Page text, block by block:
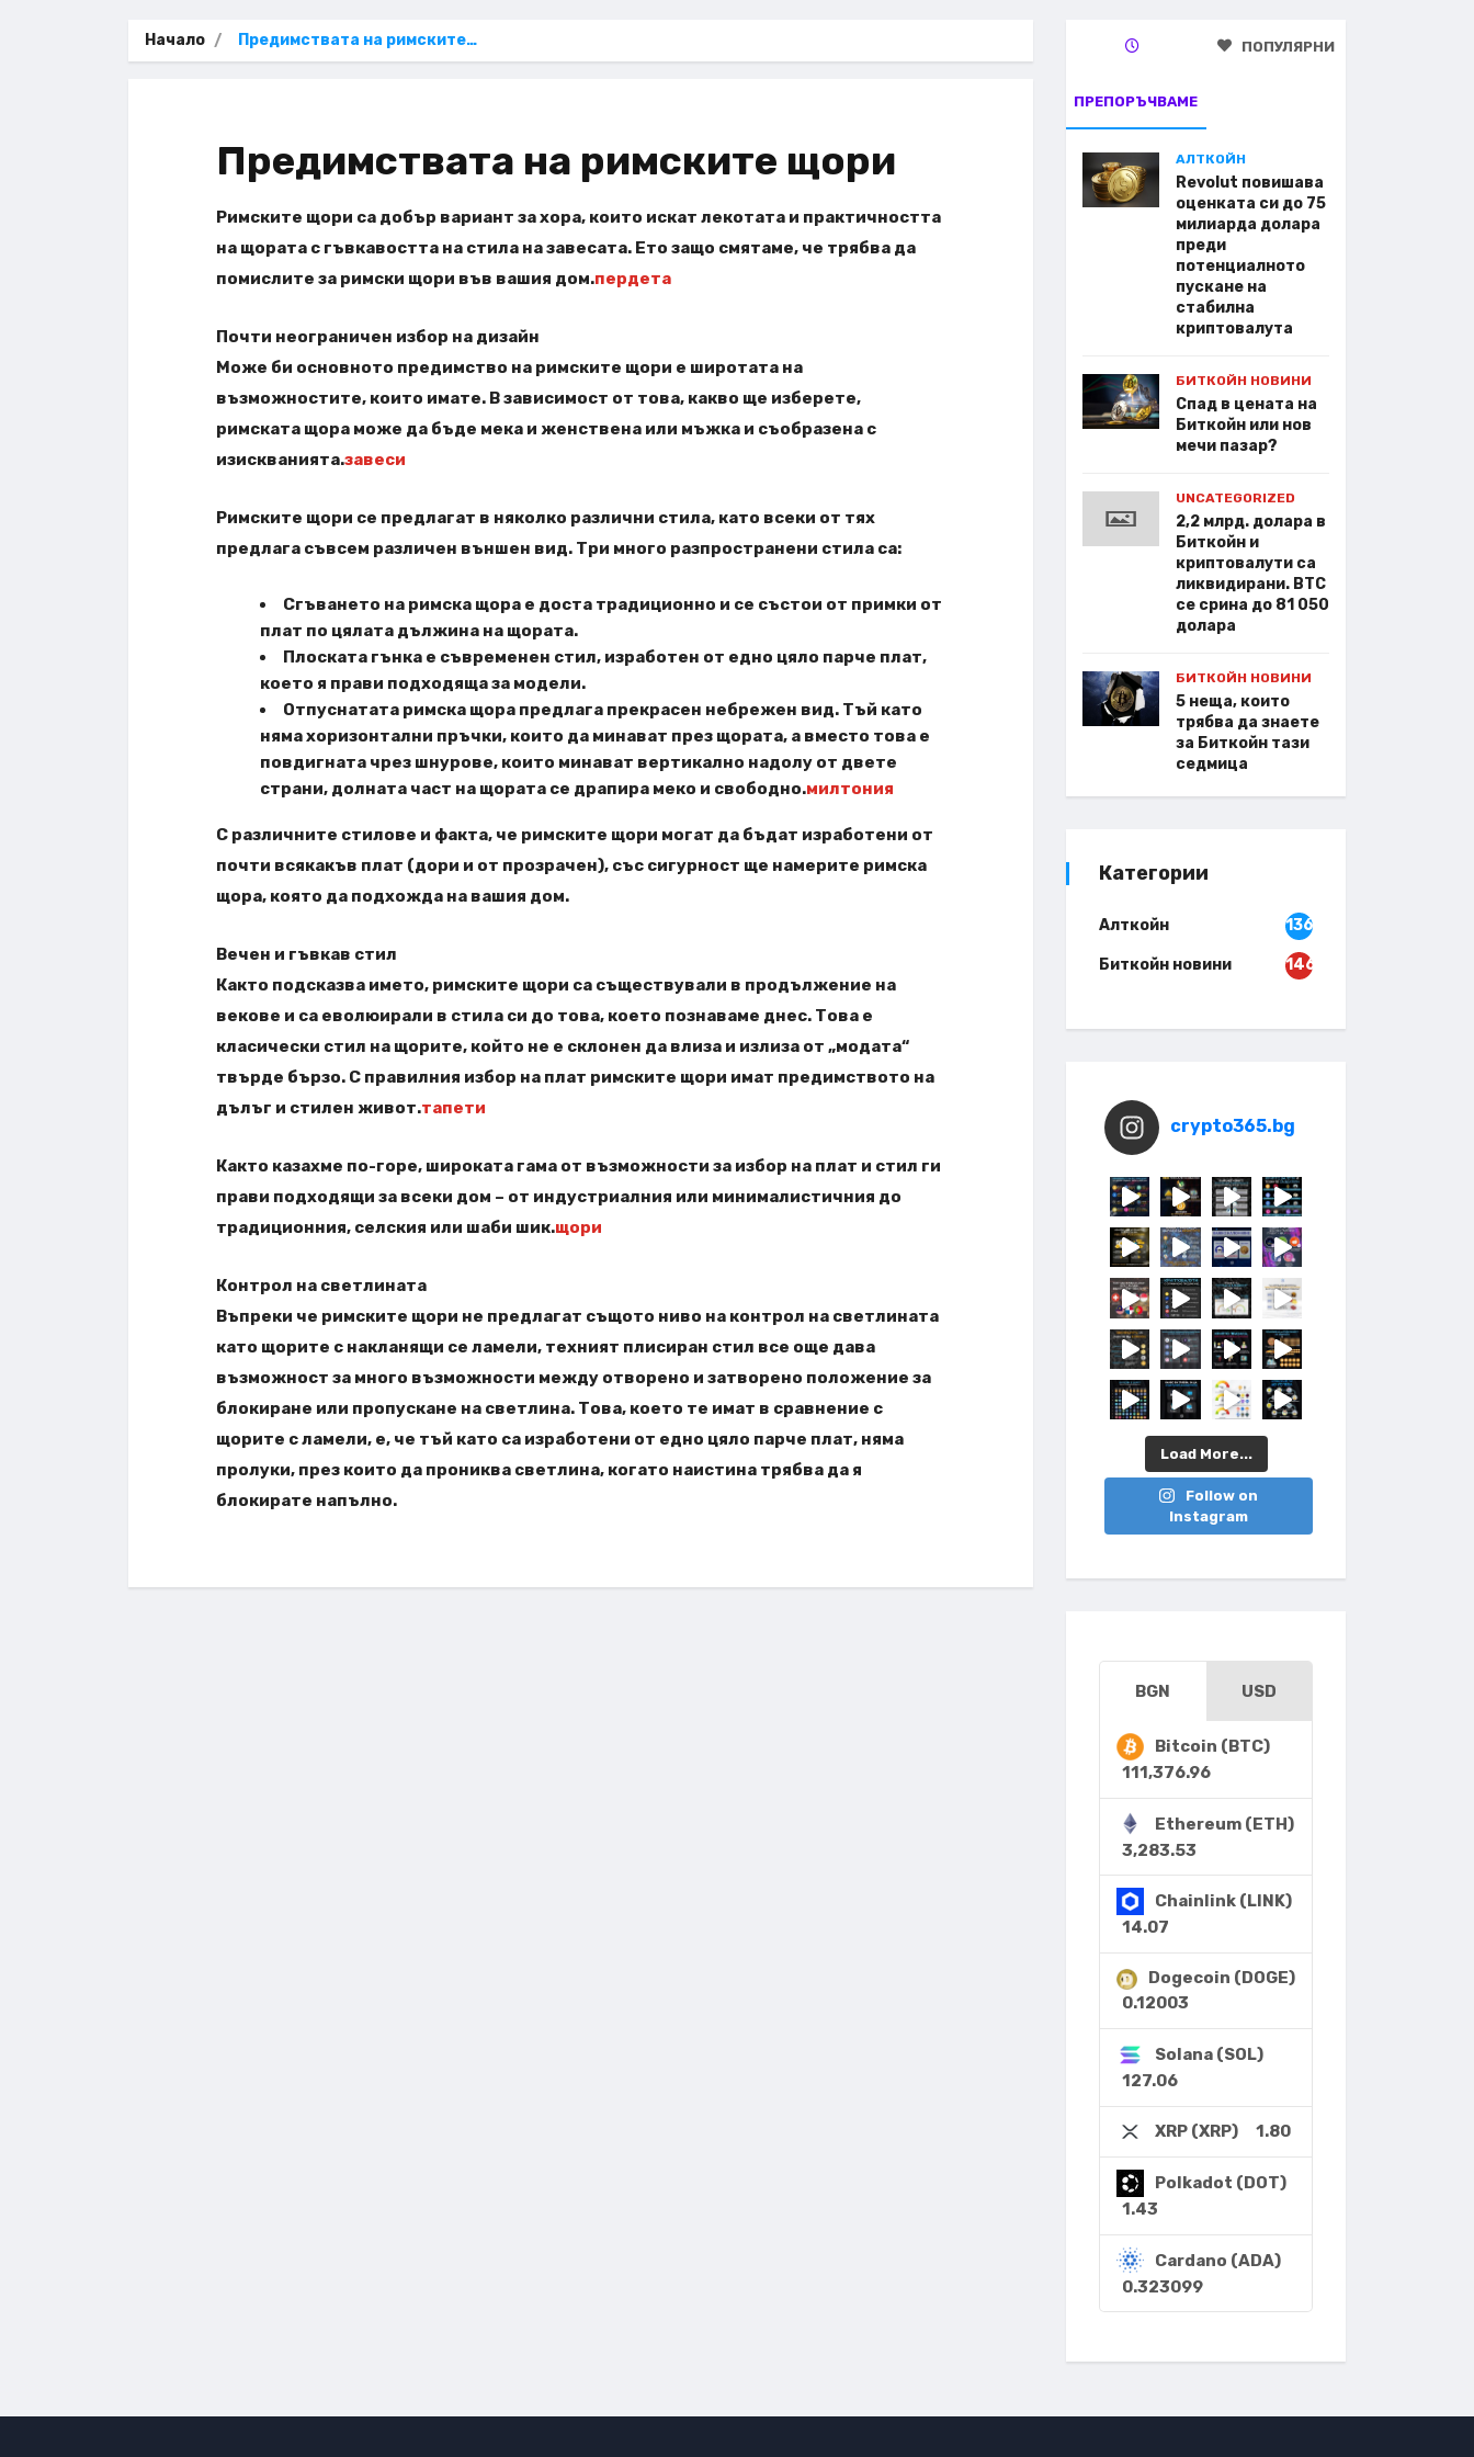
Начало Предимствата на римските…
Предимствата на римските щори
Римските щори са добър вариант за хора, които искат лекотата и практичността
на щората с гъвкавостта на стила на завесата. Ето защо смятаме, че трябва да
помислите за римски щори във вашия дом.пердета
Почти неограничен избор на дизайн
Може би основното предимство на римските щори е широтата на
възможностите, които имате. В зависимост от това, какво ще изберете,
римската щора може да бъде мека и женствена или мъжка и съобразена с
изискванията.завеси
Римските щори се предлагат в няколко различни стила, като всеки от тях
предлага съвсем различен външен вид. Три много разпространени стила са:
Сгъването на римска щора е доста традиционно и се състои от примки от
плат по цялата дължина на щората.
Плоската гънка е съвременен стил, изработен от едно цяло парче плат,
което я прави подходяща за модели.
Отпуснатата римска щора предлага прекрасен небрежен вид. Тъй като
няма хоризонтални пръчки, които да минават през щората, а вместо това е
повдигната чрез шнурове, които минават вертикално надолу от двете
страни, долната част на щората се драпира меко и свободно.милтония
С различните стилове и факта, че римските щори могат да бъдат изработени от
почти всякакъв плат (дори и от прозрачен), със сигурност ще намерите римска
щора, която да подхожда на вашия дом.
Вечен и гъвкав стил
Както подсказва името, римските щори са съществували в продължение на
векове и са еволюирали в стила си до това, което познаваме днес. Това е
класически стил на щорите, който не е склонен да влиза и излиза от „модата“
твърде бързо. С правилния избор на плат римските щори имат предимството на
дълъг и стилен живот.тапети
Както казахме по-горе, широката гама от възможности за избор на плат и стил ги
прави подходящи за всеки дом – от индустриалния или минималистичния до
традиционния, селския или шаби шик.щори
Контрол на светлината
Въпреки че римските щори не предлагат същото ниво на контрол на светлината
като щорите с накланящи се ламели, техният плисиран стил все още дава
възможност за много възможности между отворено и затворено положение за
блокиране или пропускане на светлина. Това, което те имат в сравнение с
щорите с ламели, е, че тъй като са изработени от едно цяло парче плат, няма
пролуки, през които да прониква светлина, когато наистина трябва да я
блокирате напълно.
ПРЕПОРЪЧВАМЕ
ПОПУЛЯРНИ
АЛТКОЙН
Revolut повишава
оценката си до 75
милиарда долара
преди
потенциалното
пускане на
стабилна
криптовалута
БИТКОЙН НОВИНИ
Спад в цената на
Биткойн или нов
мечи пазар?
UNCATEGORIZED
2,2 млрд. долара в
Биткойн и
криптовалути са
ликвидирани. BTC
се срина до 81 050
долара
БИТКОЙН НОВИНИ
5 неща, които
трябва да знаете
за Биткойн тази
седмица
Категории
Алткойн 136
Биткойн новини 146
crypto365.bg
Load More...
Follow on
Instagram
BGN USD
Bitcoin (BTC)
111,376.96
Ethereum (ETH)
3,283.53
Chainlink (LINK)
14.07
Dogecoin (DOGE)
0.12003
Solana (SOL)
127.06
XRP (XRP) 1.80
Polkadot (DOT)
1.43
Cardano (ADA)
0.323099